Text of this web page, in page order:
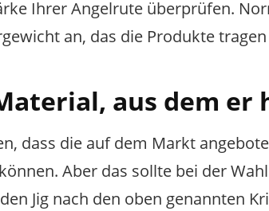
Ihrer Angelrute überprüfen.
an, das die Produkte
aus dem
dass die auf dem Markt
Aber das sollte bei der
Jig nach den oben genannten